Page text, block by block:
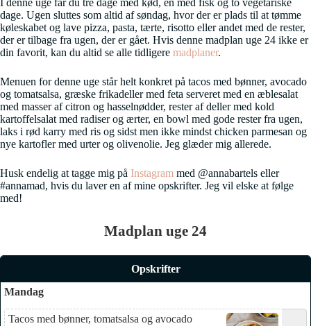
I denne uge får du tre dage med kød, en med fisk og to vegetariske
dage. Ugen sluttes som altid af søndag, hvor der er plads til at tømme
køleskabet og lave pizza, pasta, tærte, risotto eller andet med de rester,
der er tilbage fra ugen, der er gået. Hvis denne madplan uge 24 ikke er
din favorit, kan du altid se alle tidligere madplaner.
Menuen for denne uge står helt konkret på tacos med bønner, avocado
og tomatsalsa, græske frikadeller med feta serveret med en æblesalat
med masser af citron og hasselnødder, rester af deller med kold
kartoffelsalat med radiser og ærter, en bowl med gode rester fra ugen,
laks i rød karry med ris og sidst men ikke mindst chicken parmesan og
nye kartofler med urter og olivenolie. Jeg glæder mig allerede.
Husk endelig at tagge mig på Instagram med @annabartels eller
#annamad, hvis du laver en af mine opskrifter. Jeg vil elske at følge
med!
Madplan uge 24
Opskrifter
Mandag
Tacos med bønner, tomatsalsa og avocado